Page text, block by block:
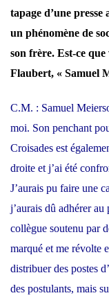
tapage d’une
un phénomène de
son frère. Est-ce
Flaubert, « Samuel
C.M. : Samuel
moi. Son penchant
Croisades est
droite et j’ai été
J’aurais pu faire une
j’aurais dû adhérer
collègue soutenu par
marqué et me révolte
distribuer des postes
des postulants, mais